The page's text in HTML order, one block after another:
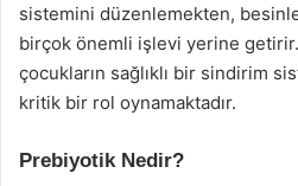
sistemini düzenlemekten,
birçok önemli işlevi yerine
çocukların sağlıklı bir sindirim
kritik bir rol oynamaktadır.
Prebiyotik Nedir?